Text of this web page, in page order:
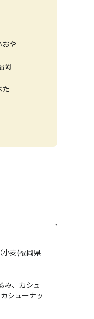
や
岡
た
小麦(福岡県
み、カシュ
シューナッ